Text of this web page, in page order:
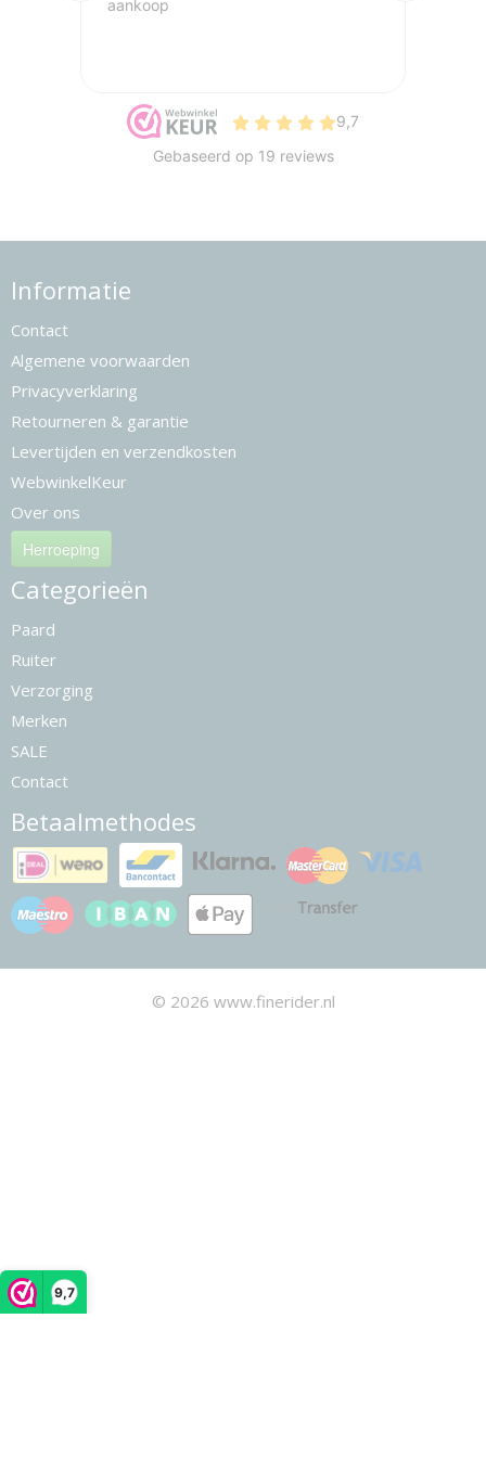
9,7
Informatie
Contact
Algemene voorwaarden
Privacyverklaring
Retourneren & garantie
Levertijden en verzendkosten
WebwinkelKeur
Over ons
Herroeping
Categorieën
Paard
Ruiter
Verzorging
Merken
SALE
Contact
Betaalmethodes
© 2026 www.finerider.nl